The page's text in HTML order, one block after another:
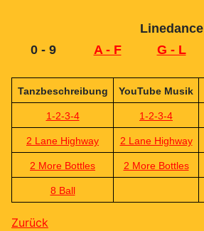
Linedance
0 - 9
A - F G - L
Tanzbeschreibung YouTube Musik
1-2-3-4 1-2-3-4
2 Lane Highway 2 Lane Highway
2 More Bottles 2 More Bottles
8 Ball
Zurück